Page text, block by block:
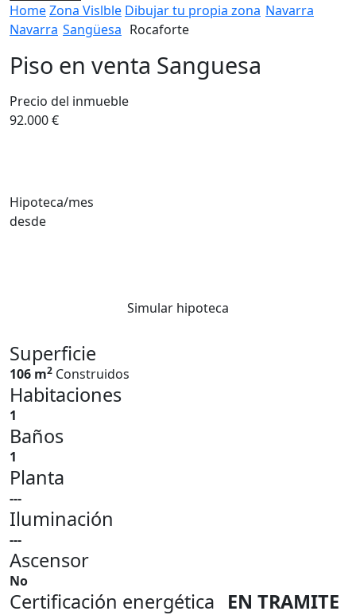
HomeZona Vislble Dibujar tu propia zona Navarra
Navarra Sangüesa Rocaforte
Piso en venta Sanguesa
Precio del inmueble
92.000 €
Hipoteca/mes
desde
Simular hipoteca
Superficie
106 m2 Construidos
Habitaciones
1
Baños
1
Planta
---
Iluminación
---
Ascensor
No
Certificación energética EN TRAMITE